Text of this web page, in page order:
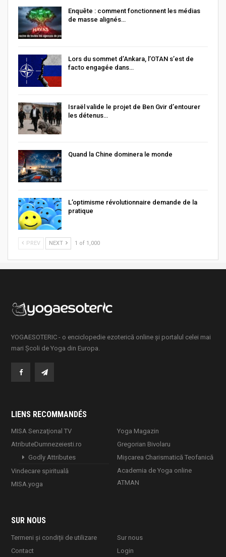
Enquête : comment fonctionnent les médias
de masse alignés…
Lors du sommet d’Ankara, l’OTAN s’est de
facto engagée dans…
Israël valide le projet de Ben Gvir d’entourer
les détenus…
Quand la Chine dominera le monde
L’optimisme révolutionnaire demande de la
pratique
PREV NEXT 1 of 1,000
YOGAESOTERIC - o enciclopedie ezoterică online și portalul celei mai
mari Școli de Yoga din Europa.
LIENS RECOMMANDÉS
MISA Senzaţional TV
AtributeDumnezeiesti.ro
Godly Attributes
Vindecare spirituală
MISA.yoga
Yoga Magazin
Gregorian Bivolaru
Mișcarea Charismatică Teofanică
Academia de Yoga online
ATMAN
SUR NOUS
Termeni și condiții de utilizare
Contact
Sur nous
Login